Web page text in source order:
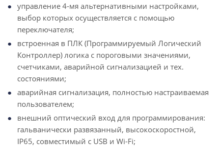
управление 4-мя альтернативными настройками,
выбор которых осуществляется с помощью
переключателя;
встроенная в ПЛК (Программируемый Логический
Контроллер) логика с пороговыми значениями,
счетчиками, аварийной сигнализацией и тех.
состояниями;
аварийная сигнализация, полностью настраиваемая
пользователем;
внешний оптический вход для программирования:
гальванически развязанный, высокоскоростной,
IP65, совместимый с USB и Wi-Fi;